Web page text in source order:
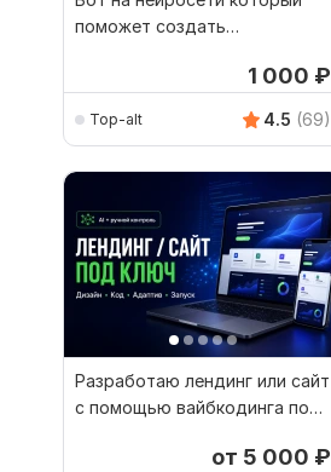
поможет создать
1 000 ₽
Top-alt 4.5 (69)
Разработаю лендинг или сайт
с помощью вайбкодинга под
от 5 000 ₽